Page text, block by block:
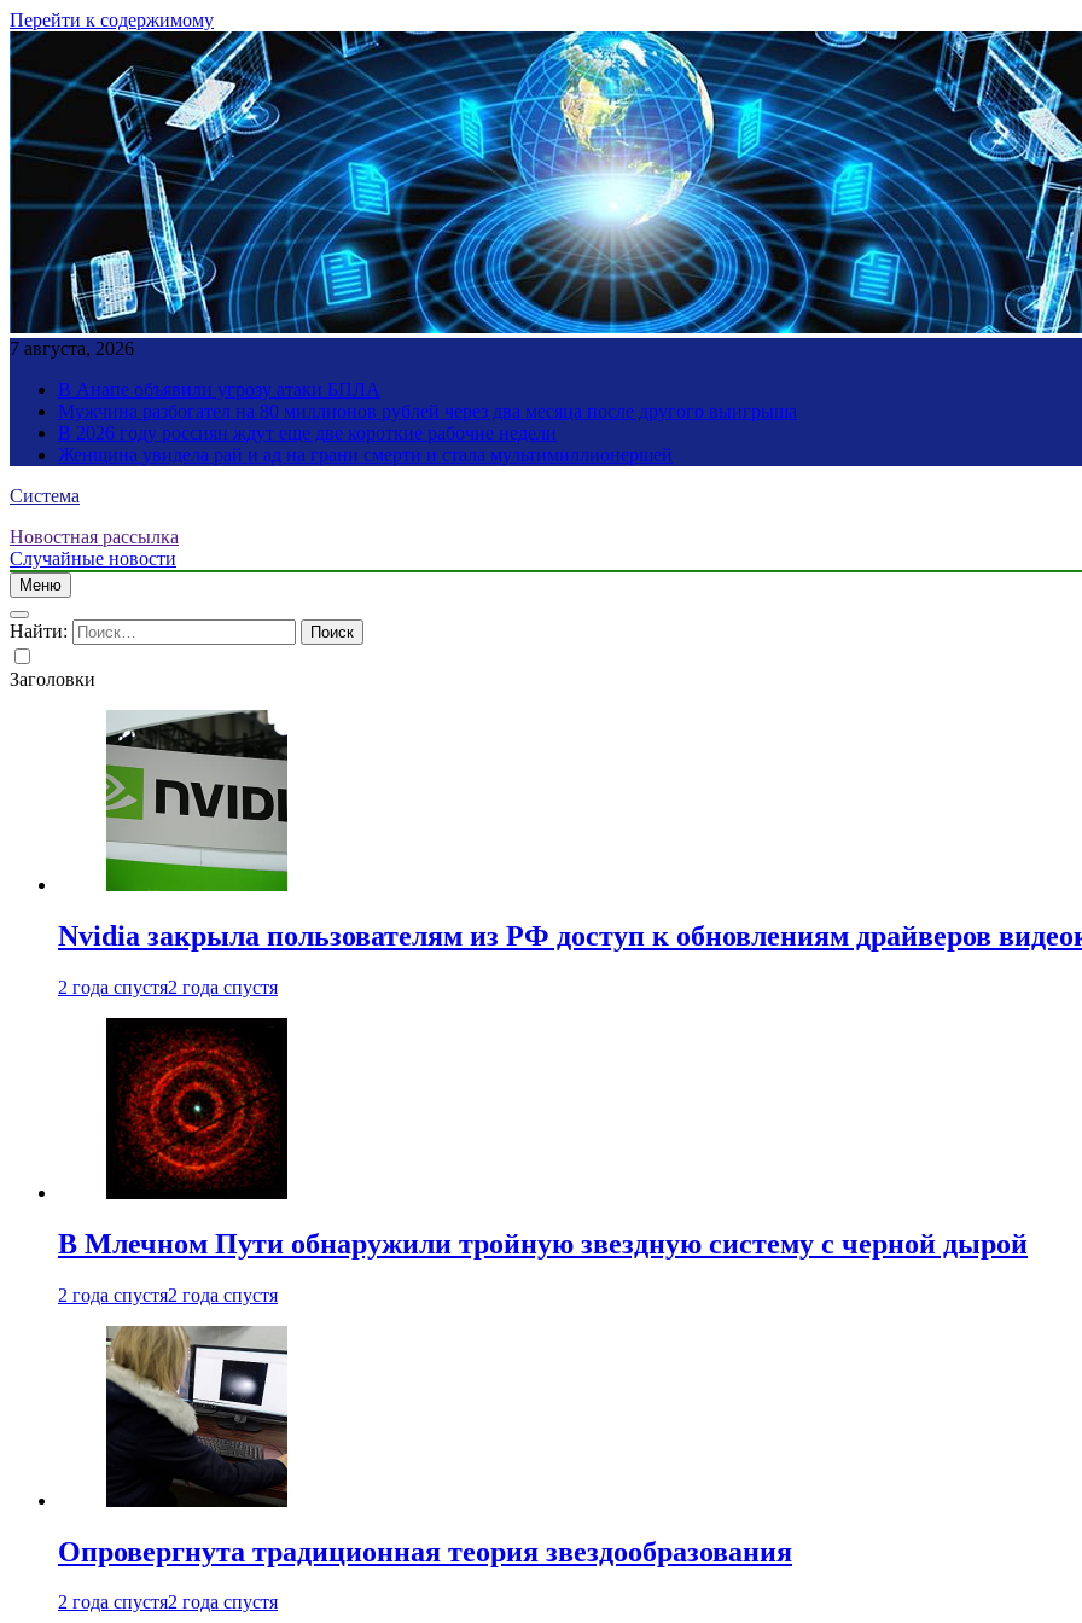
Перейти к содержимому
7 августа, 2026
В Анапе объявили угрозу атаки БПЛА
Мужчина разбогател на 80 миллионов рублей через два месяца после другого выигрыша
В 2026 году россиян ждут еще две короткие рабочие недели
Женщина увидела рай и ад на грани смерти и стала мультимиллионершей
Система
Новостная рассылка
Случайные новости
Меню
Найти:
Заголовки
Nvidia закрыла пользователям из РФ доступ к обновлениям драйверов
2 года спустя2 года спустя
В Млечном Пути обнаружили тройную звездную систему с черной дырой
2 года спустя2 года спустя
Опровергнута традиционная теория звездообразования
2 года спустя2 года спустя